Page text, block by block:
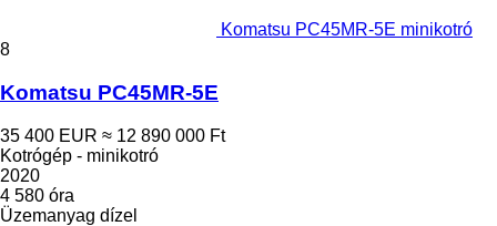
Komatsu PC45MR-5E minikotró
8
Komatsu PC45MR-5E
35 400 EUR ≈ 12 890 000 Ft
Kotrógép - minikotró
2020
4 580 óra
Üzemanyag dízel